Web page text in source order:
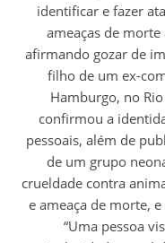
identificar e fazer
ameaças de
afirmando gozar de
filho de um ex-
Hamburgo, no
confirmou a
pessoais, além de
de um grupo
crueldade contra
e ameaça de morte,
“Uma pessoa